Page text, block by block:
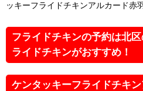
ッキーフライドチキンアルカード赤
フライドチキンの予約は北
ライドチキンがおすすめ！
ケンタッキーフライドチキ